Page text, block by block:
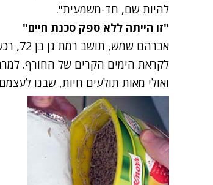
להיות שם, חד-משמעית".
"זו הייתה ללא ספק סכנת חיים"
לקראת הימים הקרים של החורף.
ואולי מאות תולעים חיות, שבנו